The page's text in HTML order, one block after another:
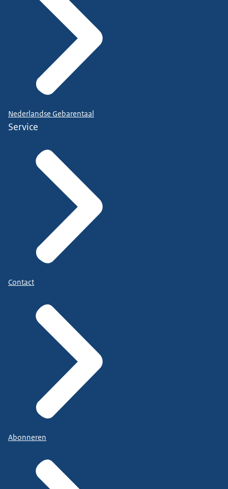
Nederlandse Gebarentaal
Service
Contact
Abonneren